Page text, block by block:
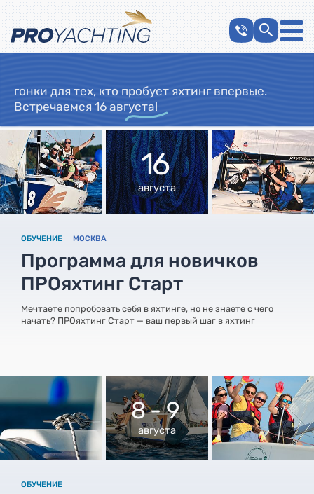
гонки для тех, кто пробует яхтинг впервые.
Встречаемся 16 августа!
16
августа
ОБУЧЕНИЕ МОСКВА
Программа для новичков
ПРОяхтинг Старт
Мечтаете попробовать себя в яхтинге, но не знаете с чего
начать? ПРОяхтинг Старт — ваш первый шаг в яхтинг
8 - 9
августа
ОБУЧЕНИЕ